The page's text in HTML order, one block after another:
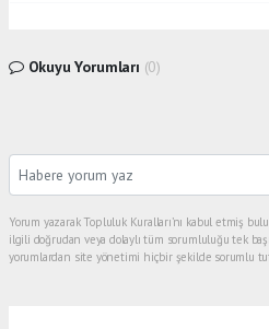
Okuyu Yorumları (0)
Yorum yazarak Topluluk Kuralları’nı kabul etmiş
ilgili doğrudan veya dolaylı tüm sorumluluğu tek
yorumlardan site yönetimi hiçbir şekilde sorumlu